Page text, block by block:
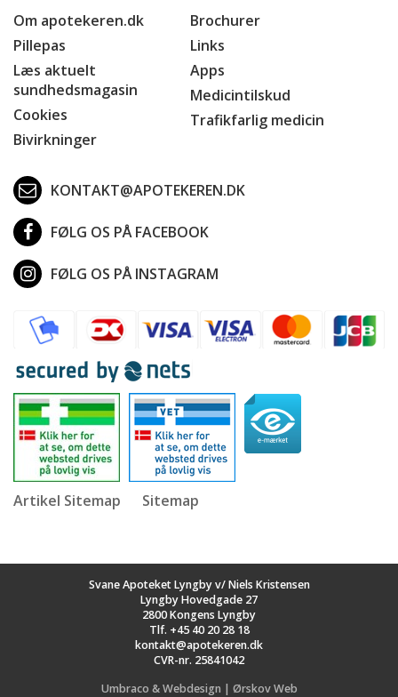
Om apotekeren.dk
Pillepas
Læs aktuelt
sundhedsmagasin
Cookies
Bivirkninger
Brochurer
Links
Apps
Medicintilskud
Trafikfarlig medicin
KONTAKT@APOTEKEREN.DK
FØLG OS PÅ FACEBOOK
FØLG OS PÅ INSTAGRAM
Artikel Sitemap Sitemap
Svane Apoteket Lyngby v/ Niels Kristensen
Lyngby Hovedgade 27
2800 Kongens Lyngby
Tlf. +45 40 20 28 18
kontakt@apotekeren.dk
CVR-nr. 25841042
Umbraco & Webdesign | Ørskov Web